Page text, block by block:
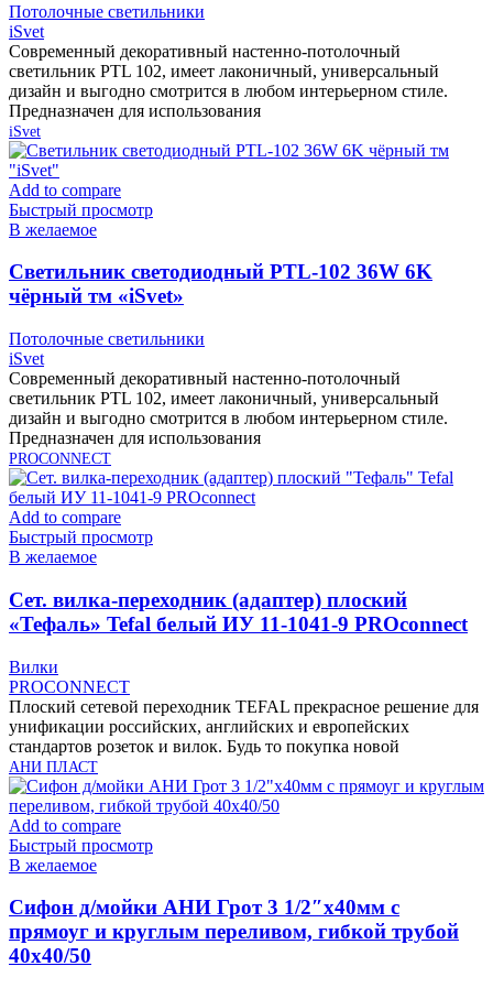
Потолочные светильники
iSvet
Современный декоративный настенно-потолочный
светильник PTL 102, имеет лаконичный, универсальный
дизайн и выгодно смотрится в любом интерьерном стиле.
Предназначен для использования
iSvet
Add to compare
Быстрый просмотр
В желаемое
Cветильник светодиодный PTL-102 36W 6K
чёрный тм «iSvet»
Потолочные светильники
iSvet
Современный декоративный настенно-потолочный
светильник PTL 102, имеет лаконичный, универсальный
дизайн и выгодно смотрится в любом интерьерном стиле.
Предназначен для использования
PROCONNECT
Add to compare
Быстрый просмотр
В желаемое
Cет. вилка-переходник (адаптер) плоский
«Тефаль» Tefal белый ИУ 11-1041-9 PROconnect
Вилки
PROCONNECT
Плоский сетевой переходник TEFAL прекрасное решение для
унификации российских, английских и европейских
стандартов розеток и вилок. Будь то покупка новой
АНИ ПЛАСТ
Add to compare
Быстрый просмотр
В желаемое
Cифон д/мойки АНИ Грот 3 1/2″х40мм с
прямоуг и круглым переливом, гибкой трубой
40х40/50